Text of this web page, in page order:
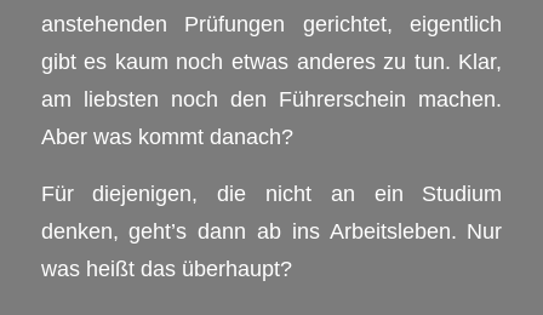
anstehenden Prüfungen gerichtet, eigentlich
gibt es kaum noch etwas anderes zu tun. Klar,
am liebsten noch den Führerschein machen.
Aber was kommt danach?
Für diejenigen, die nicht an ein Studium
denken, geht’s dann ab ins Arbeitsleben. Nur
was heißt das überhaupt?